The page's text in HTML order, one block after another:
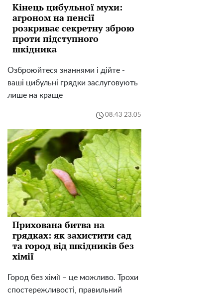
Кінець цибульної мухи:
агроном на пенсії
розкриває секретну зброю
проти підступного
шкідника
Озброюйтеся знаннями і дійте -
ваші цибульні грядки заслуговують
лише на краще
08:43 23.05
Прихована битва на
грядках: як захистити сад
та город від шкідників без
хімії
Город без хімії – це можливо. Трохи
спостережливості, правильний